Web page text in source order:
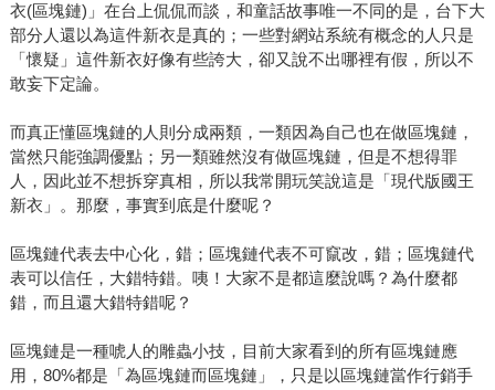
衣(區塊鏈)」在台上侃侃而談，和童話故事唯一不同的是，台下大
部分人還以為這件新衣是真的；一些對網站系統有概念的人只是
「懷疑」這件新衣好像有些誇大，卻又說不出哪裡有假，所以不
敢妄下定論。
而真正懂區塊鏈的人則分成兩類，一類因為自己也在做區塊鏈，
當然只能強調優點；另一類雖然沒有做區塊鏈，但是不想得罪
人，因此並不想拆穿真相，所以我常開玩笑說這是「現代版國王
新衣」。那麼，事實到底是什麼呢？
區塊鏈代表去中心化，錯；區塊鏈代表不可竄改，錯；區塊鏈代
表可以信任，大錯特錯。咦！大家不是都這麼說嗎？為什麼都
錯，而且還大錯特錯呢？
區塊鏈是一種唬人的雕蟲小技，目前大家看到的所有區塊鏈應
用，80%都是「為區塊鏈而區塊鏈」，只是以區塊鏈當作行銷手